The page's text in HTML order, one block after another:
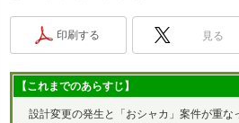
印刷する 見る
【これまでのあらすじ】
設計変更の発生と「おシャカ」案件が重な